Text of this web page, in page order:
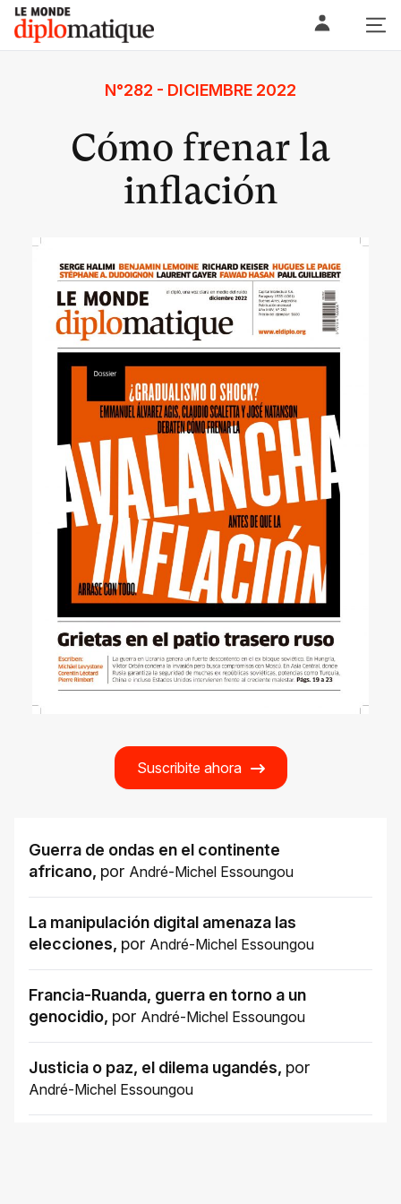
Skip
content
Le monde diplomatique
N°282 - DICIEMBRE 2022
Cómo frenar la
inflación
Suscribite ahora
Guerra de ondas en el continente
africano, por André-Michel Essoungou
La manipulación digital amenaza las
elecciones, por André-Michel Essoungou
Francia-Ruanda, guerra en torno a un
genocidio, por André-Michel Essoungou
Justicia o paz, el dilema ugandés, por
André-Michel Essoungou